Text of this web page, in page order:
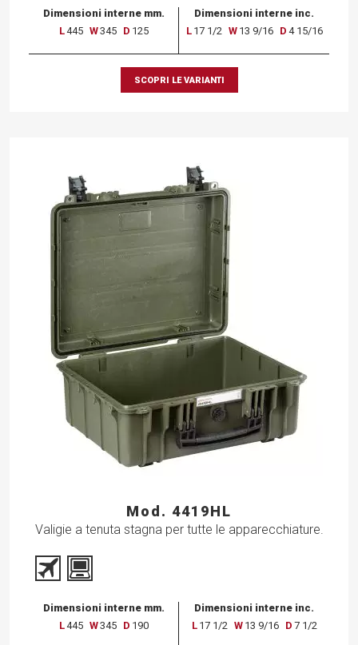
Dimensioni interne mm.
L445 W345 D 125
Dimensioni interne inc.
L 17 1/2 W 13 9/16 D 4 15/16
SCOPRI LE VARIANTI
Mod. 4419HL
Valigie a tenuta stagna per tutte le apparecchiature.
Dimensioni interne mm.
L445 W345 D 190
Dimensioni interne inc.
L 17 1/2 W 13 9/16 D 7 1/2